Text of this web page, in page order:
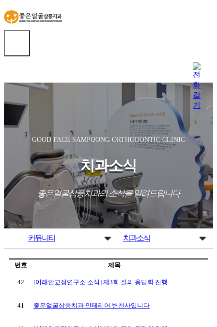
GOOD FACE SAMPOONG ORTHODONTIC CLINIC
치과소식
좋은얼굴삼풍치과의 소식을 알려드립니다
커뮤니티 치과소식
번호 제목
42 [이래안교정연구소 소식] 제3회 질의 응답회 진행
41 좋은얼굴삼풍치과 인테리어 변천사입니다